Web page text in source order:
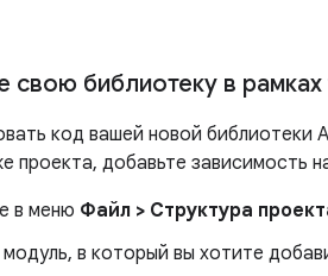
свою библиотеку в
код вашей новой библиотеки
проекта, добавьте зависимость
в меню Файл > Структура
в который вы хотите